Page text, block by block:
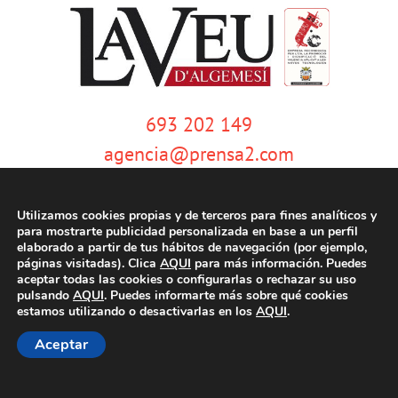
693 202 149
agencia@prensa2.com
© Copyright 2020 | La Veu d'Algemesí | Tots els drets reservats |
Utilizamos cookies propias y de terceros para fines analíticos y
para mostrarte publicidad personalizada en base a un perfil
elaborado a partir de tus hábitos de navegación (por ejemplo,
páginas visitadas). Clica AQUI para más información. Puedes
aceptar todas las cookies o configurarlas o rechazar su uso
pulsando AQUI. Puedes informarte más sobre qué cookies
estamos utilizando o desactivarlas en los AQUI.
Aceptar